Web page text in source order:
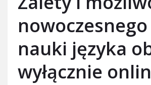
nauki języka
wyłącznie